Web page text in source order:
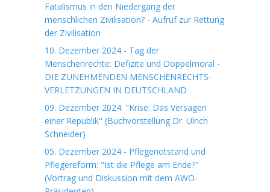
Fatalismus in den Niedergang der
menschlichen Zivilisation? - Aufruf zur Rettung
der Zivilisation
10. Dezember 2024 - Tag der
Menschenrechte: Defizite und Doppelmoral -
DIE ZUNEHMENDEN MENSCHENRECHTS-
VERLETZUNGEN IN DEUTSCHLAND
09. Dezember 2024: "Krise: Das Versagen
einer Republik" (Buchvorstellung Dr. Ulrich
Schneider)
05. Dezember 2024 - Pflegenotstand und
Pflegereform: "Ist die Pflege am Ende?"
(Vortrag und Diskussion mit dem AWO-